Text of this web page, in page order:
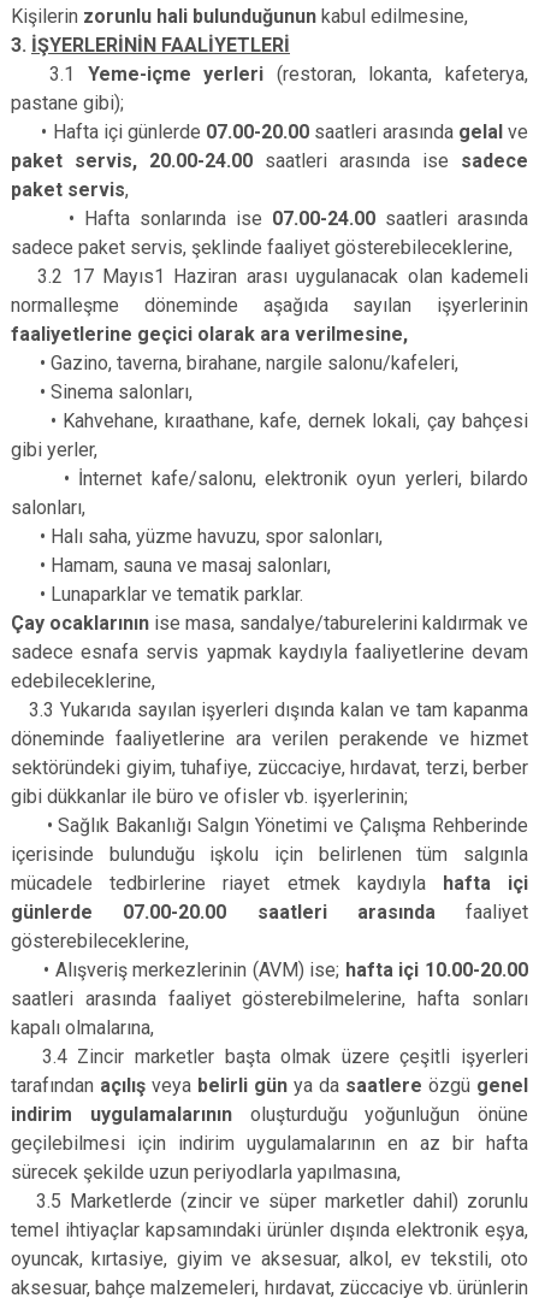
Kişilerin zorunlu hali bulunduğunun kabul edilmesine,
3. İŞYERLERİNİN FAALİYETLERİ
3.1 Yeme-­içme yerleri (restoran, lokanta, kafeterya,
pastane gibi);
• Hafta içi günlerde 07.00­-20.00 saatleri arasında gel­alve
paket servis, 20.00-­24.00 saatleri arasında ise sadece
paket servis,
• Hafta sonlarında ise 07.00-­24.00 saatleri arasında
sadece paket servis, şeklinde faaliyet gösterebileceklerine,
3.2 17 Mayıs­1 Haziran arası uygulanacak olan kademeli
normalleşme döneminde aşağıda sayılan işyerlerinin
faaliyetlerine geçici olarak ara verilmesine,
• Gazino, taverna, birahane, nargile salonu/kafeleri,
• Sinema salonları,
• Kahvehane, kıraathane, kafe, dernek lokali, çay bahçesi
gibi yerler,
• İnternet kafe/salonu, elektronik oyun yerleri, bilardo
salonları,
• Halı saha, yüzme havuzu, spor salonları,
• Hamam, sauna ve masaj salonları,
• Lunaparklar ve tematik parklar.
Çay ocaklarının ise masa, sandalye/taburelerini kaldırmak ve
sadece esnafa servis yapmak kaydıyla faaliyetlerine devam
edebileceklerine,
3.3 Yukarıda sayılan işyerleri dışında kalan ve tam kapanma
döneminde faaliyetlerine ara verilen perakende ve hizmet
sektöründeki giyim, tuhafiye, züccaciye, hırdavat, terzi, berber
gibi dükkanlar ile büro ve ofisler vb. işyerlerinin;
• Sağlık Bakanlığı Salgın Yönetimi ve Çalışma Rehberinde
içerisinde bulunduğu işkolu için belirlenen tüm salgınla
mücadele tedbirlerine riayet etmek kaydıyla hafta içi
günlerde 07.00-­20.00 saatleri arasındafaaliyet
gösterebileceklerine,
• Alışveriş merkezlerinin (AVM) ise; hafta içi 10.00-­20.00
saatleri arasında faaliyet gösterebilmelerine, hafta sonları
kapalı olmalarına,
3.4 Zincir marketler başta olmak üzere çeşitli işyerleri
tarafından açılış veya belirli gün ya da saatlere özgü genel
indirim uygulamalarınınoluşturduğu yoğunluğun önüne
geçilebilmesi için indirim uygulamalarının en az bir hafta
sürecek şekilde uzun periyodlarla yapılmasına,
3.5 Marketlerde (zincir ve süper marketler dahil) zorunlu
temel ihtiyaçlar kapsamındaki ürünler dışında elektronik eşya,
oyuncak, kırtasiye, giyim ve aksesuar, alkol, ev tekstili, oto
aksesuar, bahçe malzemeleri, hırdavat, züccaciye vb. ürünlerin